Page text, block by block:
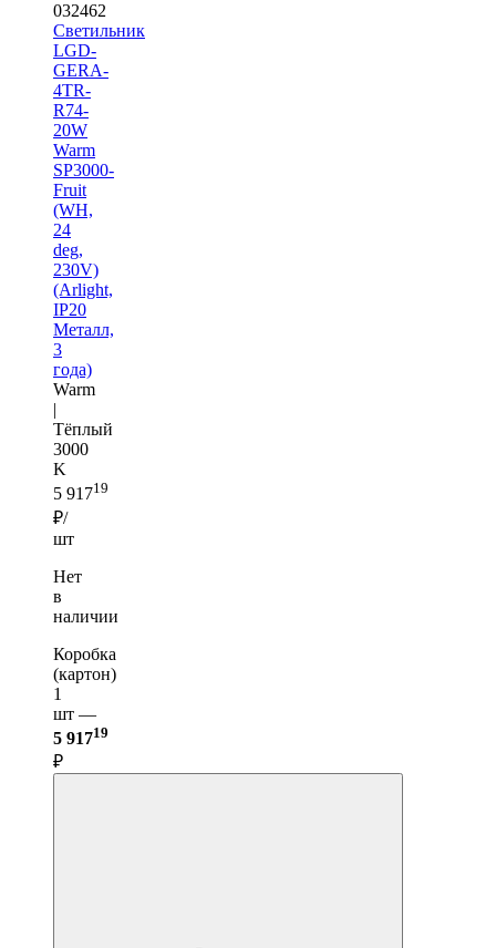
032462
Светильник
LGD-
GERA-
4TR-
R74-
20W
Warm
SP3000-
Fruit
(WH,
24
deg,
230V)
(Arlight,
IP20
Металл,
3
года)
Warm
|
Тёплый
3000
K
5 91719
₽/
шт
Нет
в
наличии
Коробка
(картон)
1
шт —
5 91719
₽